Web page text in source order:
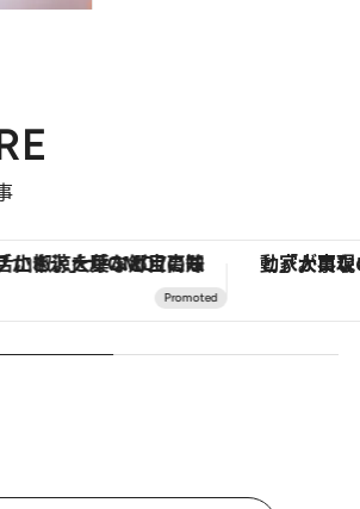
和ハーブかき氷」がOMO7高知に登場！生姜、山椒、大葉など目にも舌にも涼を呼ぶ郷土の味